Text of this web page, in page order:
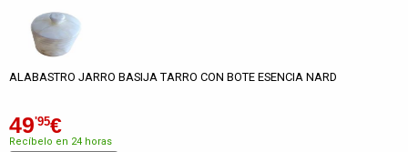
ALABASTRO JARRO BASIJA TARRO CON BOTE ESENCIA NARD
49'95€
Recíbelo en 24 horas